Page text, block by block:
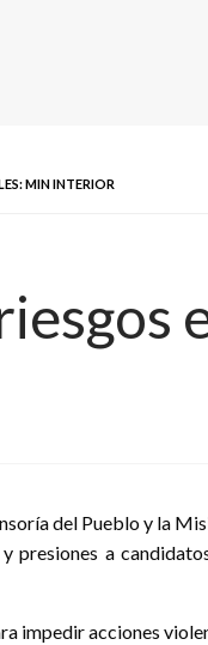
MIN INTERIOR
del Pueblo y la
y presiones a
impedir acciones